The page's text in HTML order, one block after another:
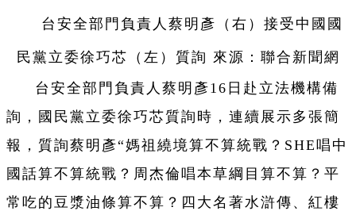
台安全部門負責人蔡明彥（右）接受中國國
民黨立委徐巧芯（左）質詢 來源：聯合新聞網
台安全部門負責人蔡明彥16日赴立法機構備
詢，國民黨立委徐巧芯質詢時，連續展示多張簡
報，質詢蔡明彥“媽祖繞境算不算統戰？SHE唱中
國話算不算統戰？周杰倫唱本草綱目算不算？平
常吃的豆漿油條算不算？四大名著水滸傳、紅樓